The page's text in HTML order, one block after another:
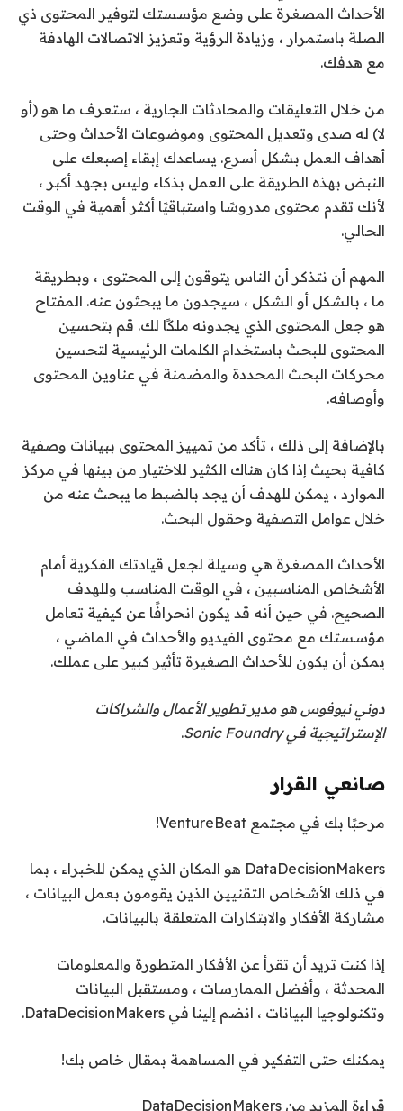
الأحداث المصغرة على وضع مؤسستك لتوفير المحتوى ذي
الصلة باستمرار ، وزيادة الرؤية وتعزيز الاتصالات الهادفة
مع هدفك.
من خلال التعليقات والمحادثات الجارية ، ستعرف ما هو (أو
لا) له صدى وتعديل المحتوى وموضوعات الأحداث وحتى
أهداف العمل بشكل أسرع. يساعدك إبقاء إصبعك على
النبض بهذه الطريقة على العمل بذكاء وليس بجهد أكبر ،
لأنك تقدم محتوى مدروسًا واستباقيًا أكثر أهمية في الوقت
الحالي.
المهم أن نتذكر أن الناس يتوقون إلى المحتوى ، وبطريقة
ما ، بالشكل أو الشكل ، سيجدون ما يبحثون عنه. المفتاح
هو جعل المحتوى الذي يجدونه ملكًا لك. قم بتحسين
المحتوى للبحث باستخدام الكلمات الرئيسية لتحسين
محركات البحث المحددة والمضمنة في عناوين المحتوى
وأوصافه.
بالإضافة إلى ذلك ، تأكد من تمييز المحتوى ببيانات وصفية
كافية بحيث إذا كان هناك الكثير للاختيار من بينها في مركز
الموارد ، يمكن للهدف أن يجد بالضبط ما يبحث عنه من
خلال عوامل التصفية وحقول البحث.
الأحداث المصغرة هي وسيلة لجعل قيادتك الفكرية أمام
الأشخاص المناسبين ، في الوقت المناسب وللهدف
الصحيح. في حين أنه قد يكون انحرافًا عن كيفية تعامل
مؤسستك مع محتوى الفيديو والأحداث في الماضي ،
يمكن أن يكون للأحداث الصغيرة تأثير كبير على عملك.
دوني نيوفوس هو مدير تطوير الأعمال والشراكات
الإستراتيجية في Sonic Foundry
.
صانعي القرار
مرحبًا بك في مجتمع VentureBeat!
DataDecisionMakers هو المكان الذي يمكن للخبراء ، بما
في ذلك الأشخاص التقنيين الذين يقومون بعمل البيانات ،
مشاركة الأفكار والابتكارات المتعلقة بالبيانات.
إذا كنت تريد أن تقرأ عن الأفكار المتطورة والمعلومات
المحدثة ، وأفضل الممارسات ، ومستقبل البيانات
وتكنولوجيا البيانات ، انضم إلينا في DataDecisionMakers.
يمكنك حتى التفكير في المساهمة بمقال خاص بك!
قراءة المزيد من DataDecisionMakers